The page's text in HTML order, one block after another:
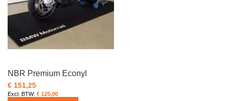
NBR Premium Econyl
€ 151,25
€ 125,00